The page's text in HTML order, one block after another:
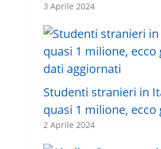
3 Aprile 2024
Studenti stranieri in
quasi 1 milione,
2 Aprile 2024